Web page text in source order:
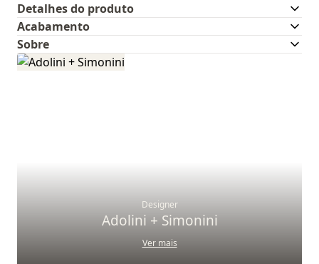
Detalhes do produto
Acabamento
Sobre
Designer
Adolini + Simonini
Ver mais